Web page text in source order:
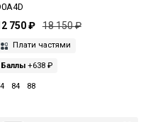
750 ₽ 18 150 ₽
Плати частями
Баллы+638 ₽
84 88